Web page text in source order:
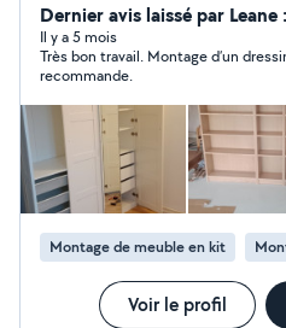
RAPIDE**TRAVAIL
NETTOYÉ APRÈS INTERVENTION Je
monter/démonter tout sorte
type de carrelage, pavé,dalle
réaliser/installer et fixer
fixer /placer tringles,
dépanner, changer ou créer
électriques,lustres * changer/
poignet, * travaux extérieurs
pergola, * débouchage
et moquette, * clôture
BEAUCOUP DE CHOSES.... ,
respect/politesse je réponds
Dernier avis laissé par
Il y a 5 mois
Très bon travail. Montage d’un dressing, parfait rien à dire. Je
recommande.
Montage de meuble en kit
Voir le profil